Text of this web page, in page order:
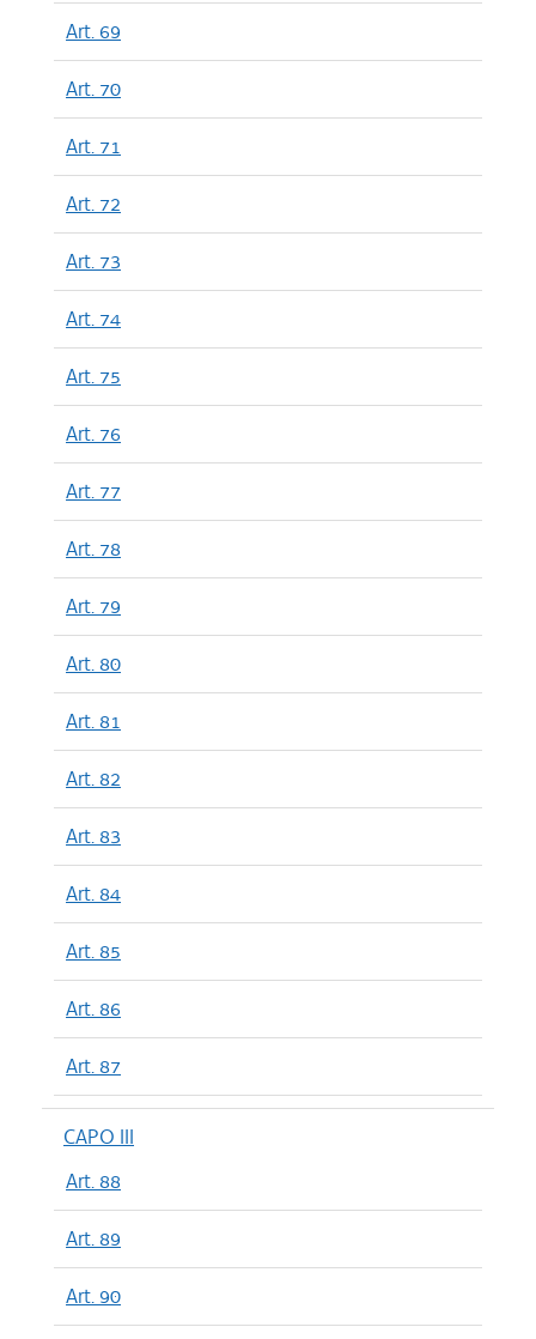
Art. 69
Art. 70
Art. 71
Art. 72
Art. 73
Art. 74
Art. 75
Art. 76
Art. 77
Art. 78
Art. 79
Art. 80
Art. 81
Art. 82
Art. 83
Art. 84
Art. 85
Art. 86
Art. 87
CAPO III
Art. 88
Art. 89
Art. 90